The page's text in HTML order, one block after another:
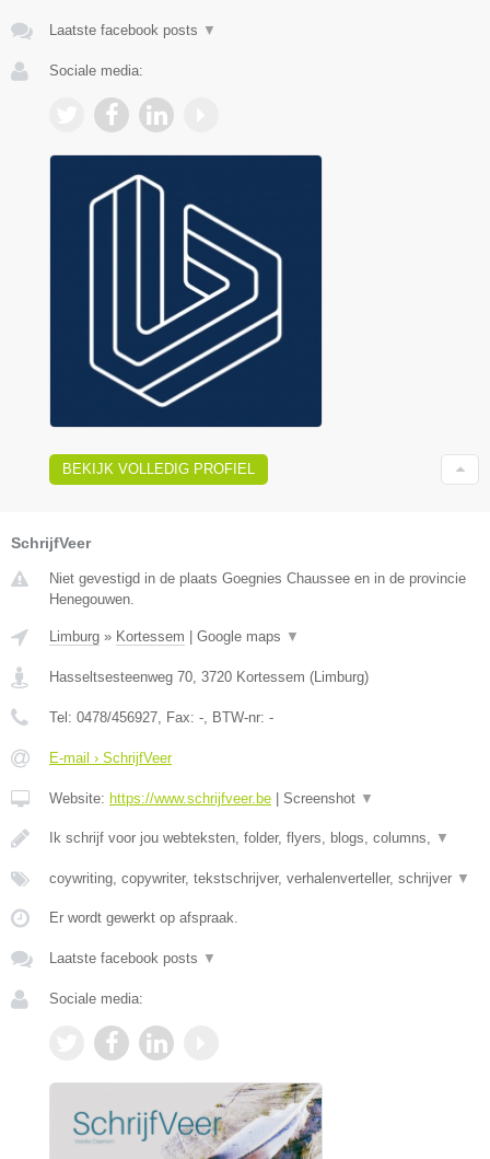
Laatste facebook posts ▼
Sociale media:
BEKIJK VOLLEDIG PROFIEL
SchrijfVeer
Niet gevestigd in de plaats Goegnies Chaussee en in de provincie
Henegouwen.
Limburg » Kortessem Google maps ▼
Hasseltsesteenweg 70, 3720 Kortessem (Limburg)
Tel: 0478/456927, Fax: -, BTW-nr: -
E-mail › SchrijfVeer
Website: https://www.schrijfveer.be Screenshot ▼
Ik schrijf voor jou webteksten, folder, flyers, blogs, columns, ▼
coywriting, copywriter, tekstschrijver, verhalenverteller, schrijver ▼
Er wordt gewerkt op afspraak.
Laatste facebook posts ▼
Sociale media: